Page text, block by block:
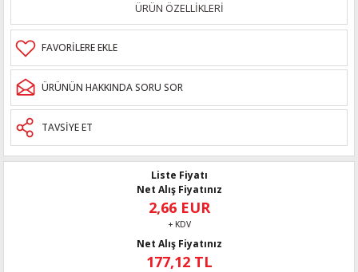
ÜRÜN ÖZELLİKLERİ
ÜRÜNÜN HAKKINDA SORU SOR
TAVSİYE ET
Liste Fiyatı
Net Alış Fiyatınız
2,66 EUR
+ KDV
Net Alış Fiyatınız
177,12 TL